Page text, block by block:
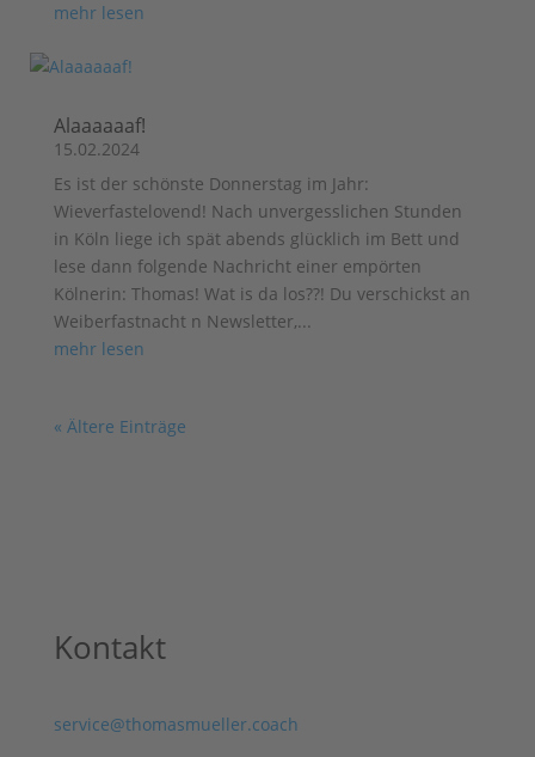
mehr lesen
Alaaaaaaf!
15.02.2024
Es ist der schönste Donnerstag im Jahr:
Wieverfastelovend! Nach unvergesslichen Stunden
in Köln liege ich spät abends glücklich im Bett und
lese dann folgende Nachricht einer empörten
Kölnerin: Thomas! Wat is da los??! Du verschickst an
Weiberfastnacht n Newsletter,...
mehr lesen
« Ältere Einträge
Kontakt
service@thomasmueller.coach